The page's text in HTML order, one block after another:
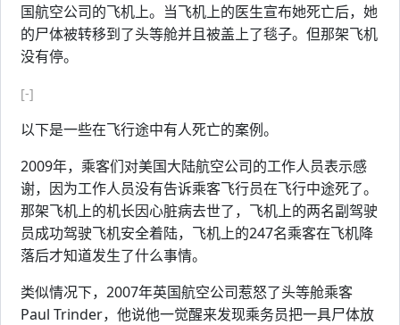
国航空公司的飞机上。当飞机上的医生宣布她死亡后，她
的尸体被转移到了头等舱并且被盖上了毯子。但那架飞机
没有停。
[-]
以下是一些在飞行途中有人死亡的案例。
2009年，乘客们对美国大陆航空公司的工作人员表示感
谢，因为工作人员没有告诉乘客飞行员在飞行中途死了。
那架飞机上的机长因心脏病去世了，飞机上的两名副驾驶
员成功驾驶飞机安全着陆，飞机上的247名乘客在飞机降
落后才知道发生了什么事情。
类似情况下，2007年英国航空公司惹怒了头等舱乘客
Paul Trinder，他说他一觉醒来发现乘务员把一具尸体放